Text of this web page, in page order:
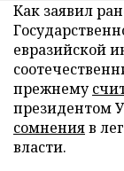
Как заявил
евразийской
прежнему
президентом
сомненияв
власти.